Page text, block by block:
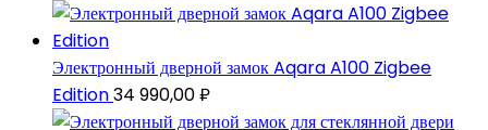
Электронный дверной замок Aqara A100 Zigbee
Edition34 990,00₽